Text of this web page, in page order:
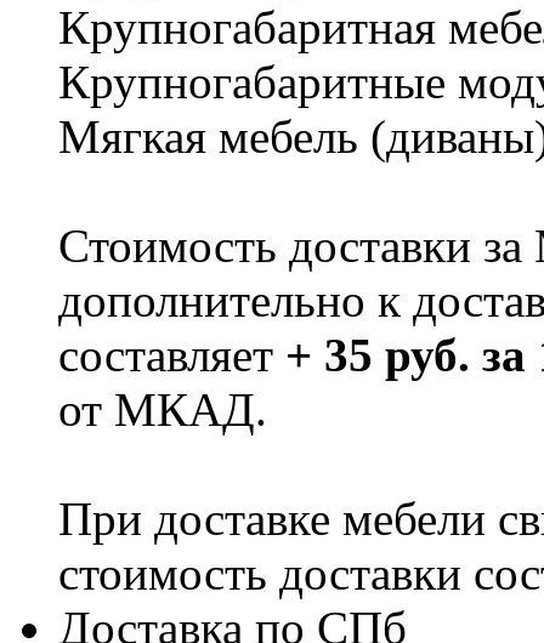
Крупногабаритная
Крупногабаритные
Мягкая мебель
Стоимость доставки
дополнительно к
составляет + 35 руб.
от МКАД.
При доставке мебели
стоимость доставки
Доставка по СПб